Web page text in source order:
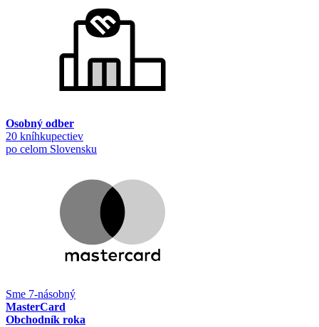
Osobný odber
20 kníhkupectiev
po celom Slovensku
Sme 7-násobný
MasterCard
Obchodník roka